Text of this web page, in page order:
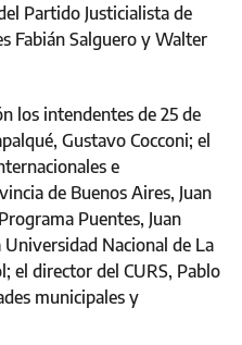
Partido Justicialista de
Fabián Salguero y Walter
los intendentes de 25 de
Gustavo Cocconi; el
e
de Buenos Aires, Juan
Puentes, Juan
Nacional de La
el director del CURS, Pablo
municipales y